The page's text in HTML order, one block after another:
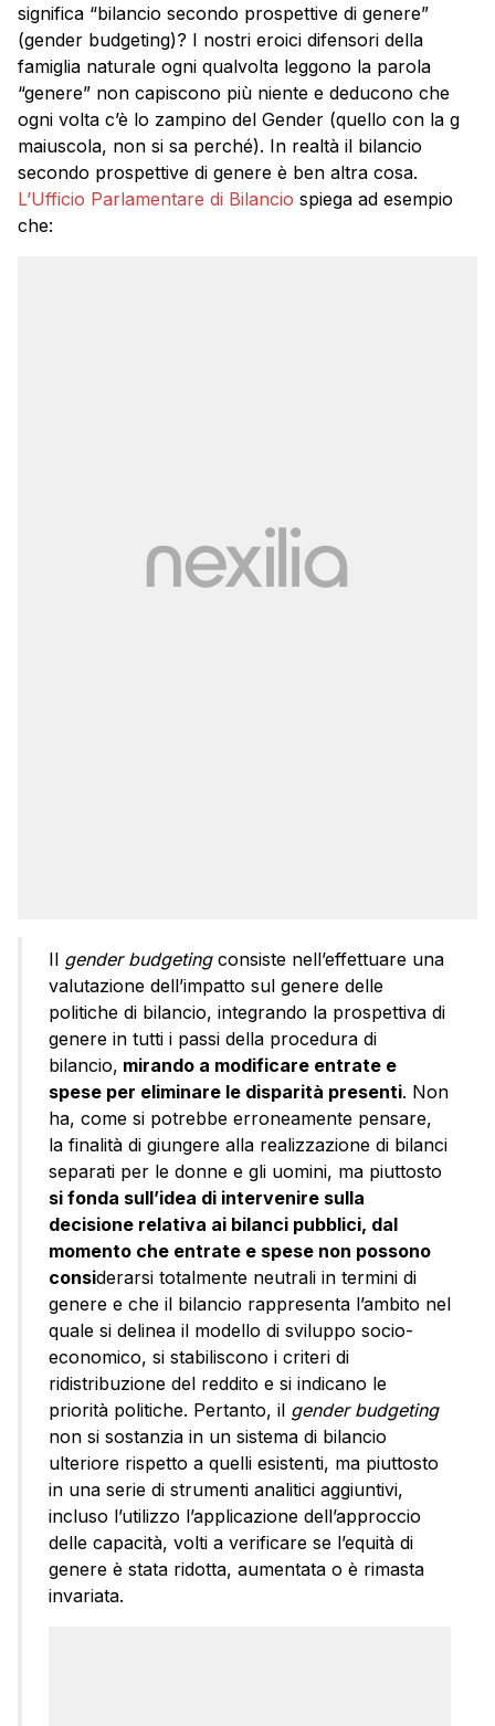
significa “bilancio secondo prospettive di genere”
(gender budgeting)? I nostri eroici difensori della
famiglia naturale ogni qualvolta leggono la parola
“genere” non capiscono più niente e deducono che
ogni volta c’è lo zampino del Gender (quello con la g
maiuscola, non si sa perché). In realtà il bilancio
secondo prospettive di genere è ben altra cosa.
L’Ufficio Parlamentare di Bilancio spiega ad esempio
che:
Il gender budgetingconsiste nell’effettuare una
valutazione dell’impatto sul genere delle
politiche di bilancio, integrando la prospettiva di
genere in tutti i passi della procedura di
bilancio, mirando a modificare entrate e
spese per eliminare le disparità presenti. Non
ha, come si potrebbe erroneamente pensare,
la finalità di giungere alla realizzazione di bilanci
separati per le donne e gli uomini, ma piuttosto
si fonda sull’idea di intervenire sulla
decisione relativa ai bilanci pubblici, dal
momento che entrate e spese non possono
considerarsi totalmente neutrali in termini di
genere e che il bilancio rappresenta l’ambito nel
quale si delinea il modello di sviluppo socio-
economico, si stabiliscono i criteri di
ridistribuzione del reddito e si indicano le
priorità politiche. Pertanto, il gender budgeting
non si sostanzia in un sistema di bilancio
ulteriore rispetto a quelli esistenti, ma piuttosto
in una serie di strumenti analitici aggiuntivi,
incluso l’utilizzo l’applicazione dell’approccio
delle capacità, volti a verificare se l’equità di
genere è stata ridotta, aumentata o è rimasta
invariata.